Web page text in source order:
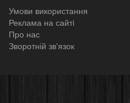
Умови використання
Реклама на сайті
Про нас
Зворотній зв'язок